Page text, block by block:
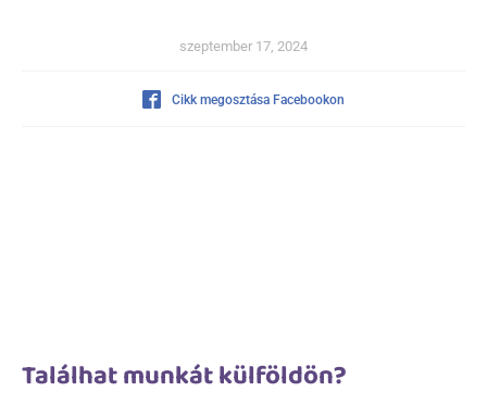
szeptember 17, 2024
Cikk megosztása Facebookon
Találhat munkát külföldön?